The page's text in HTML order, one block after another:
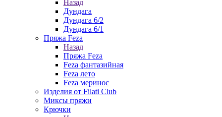
Назад
Дундага
Дундага 6/2
Дундага 6/1
Пряжа Feza
Назад
Пряжа Feza
Feza фантазийная
Feza лето
Feza меринос
Изделия от Filati Club
Миксы пряжи
Крючки